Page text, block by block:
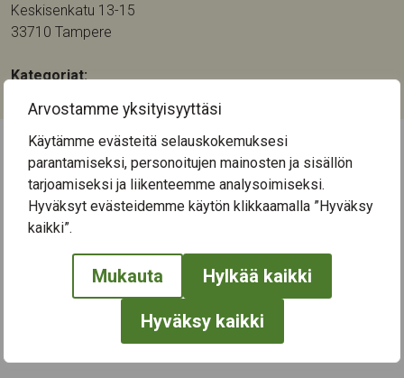
Arvostamme yksityisyyttäsi
Käytämme evästeitä selauskokemuksesi
parantamiseksi, personoitujen mainosten ja sisällön
tarjoamiseksi ja liikenteemme analysoimiseksi.
Hyväksyt evästeidemme käytön klikkaamalla ”Hyväksy
kaikki”.
Mukauta Hylkää kaikki
Hyväksy kaikki
Keskisenkatu 13-15
33710 Tampere
Kategoriat:
← Näytä kaikki tapahtumat